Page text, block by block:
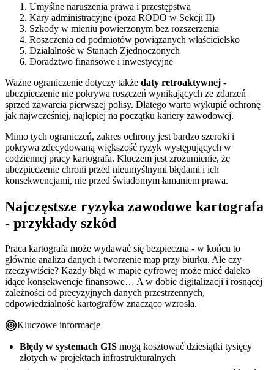
Umyślne naruszenia prawa i przestępstwa
Kary administracyjne (poza RODO w Sekcji II)
Szkody w mieniu powierzonym bez rozszerzenia
Roszczenia od podmiotów powiązanych właścicielsko
Działalność w Stanach Zjednoczonych
Doradztwo finansowe i inwestycyjne
Ważne ograniczenie dotyczy także daty retroaktywnej -
ubezpieczenie nie pokrywa roszczeń wynikających ze zdarzeń
sprzed zawarcia pierwszej polisy. Dlatego warto wykupić ochronę
jak najwcześniej, najlepiej na początku kariery zawodowej.
Mimo tych ograniczeń, zakres ochrony jest bardzo szeroki i
pokrywa zdecydowaną większość ryzyk występujących w
codziennej pracy kartografa. Kluczem jest zrozumienie, że
ubezpieczenie chroni przed nieumyślnymi błędami i ich
konsekwencjami, nie przed świadomym łamaniem prawa.
Najczęstsze ryzyka zawodowe kartografa
- przykłady szkód
Praca kartografa może wydawać się bezpieczna - w końcu to
głównie analiza danych i tworzenie map przy biurku. Ale czy
rzeczywiście? Każdy błąd w mapie cyfrowej może mieć daleko
idące konsekwencje finansowe… A w dobie digitalizacji i rosnącej
zależności od precyzyjnych danych przestrzennych,
odpowiedzialność kartografów znacząco wzrosła.
Kluczowe informacje
Błędy w systemach GIS mogą kosztować dziesiątki tysięcy
złotych w projektach infrastrukturalnych